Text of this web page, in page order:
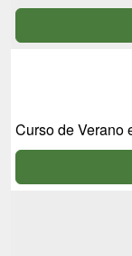
Curso de Verano